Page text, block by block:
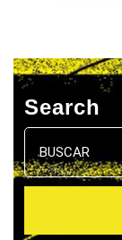
Search
Buscar: